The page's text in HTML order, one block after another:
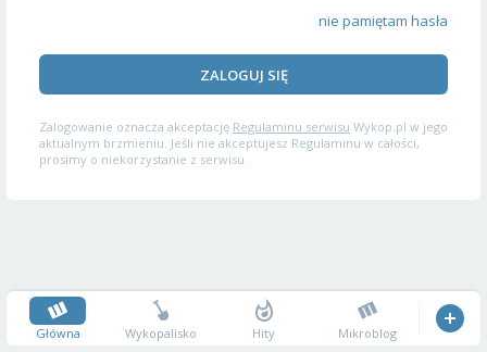
nie pamiętam hasła
ZALOGUJ SIĘ
Zalogowanie oznacza akceptację Regulaminu serwisu Wykop.pl w jego
aktualnym brzmieniu. Jeśli nie akceptujesz Regulaminu w całości,
prosimy o niekorzystanie z serwisu.
Główna Wykopalisko Hity Mikroblog